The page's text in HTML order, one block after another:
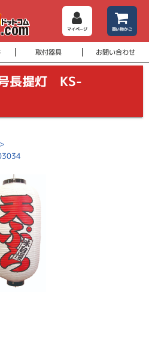
マイページ 買い物かご
取付器具 お問い合わせ
長提灯 KS-
>